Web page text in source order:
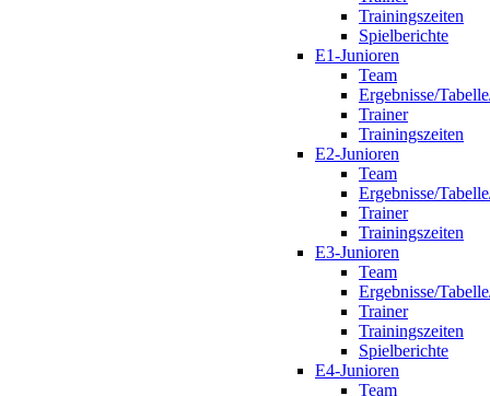
Trainingszeiten
Spielberichte
E1-Junioren
Team
Ergebnisse/
Trainer
Trainingszeiten
E2-Junioren
Team
Ergebnisse/
Trainer
Trainingszeiten
E3-Junioren
Team
Ergebnisse/
Trainer
Trainingszeiten
Spielberichte
E4-Junioren
Team